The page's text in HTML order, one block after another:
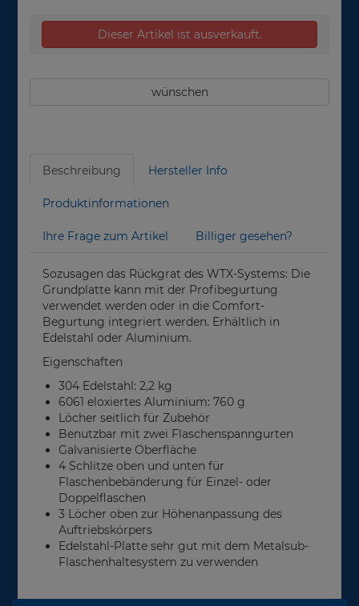
Dieser Artikel ist ausverkauft.
wünschen
Beschreibung Hersteller Info
Produktinformationen
Ihre Frage zum Artikel Billiger gesehen?
Sozusagen das Rückgrat des WTX-Systems: Die
Grundplatte kann mit der Profibegurtung
verwendet werden oder in die Comfort-
Begurtung integriert werden. Erhältlich in
Edelstahl oder Aluminium.
Eigenschaften
304 Edelstahl: 2,2 kg
6061 eloxiertes Aluminium: 760 g
Löcher seitlich für Zubehör
Benutzbar mit zwei Flaschenspanngurten
Galvanisierte Oberfläche
4 Schlitze oben und unten für
Flaschenbebänderung für Einzel- oder
Doppelflaschen
3 Löcher oben zur Höhenanpassung des
Auftriebskörpers
Edelstahl-Platte sehr gut mit dem Metalsub-
Flaschenhaltesystem zu verwenden